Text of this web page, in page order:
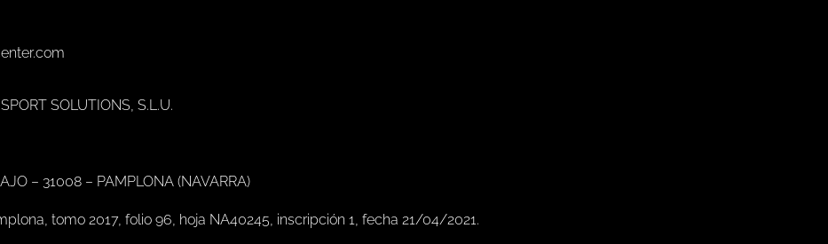
SOLUTIONS, S.L.U.
– 31008 – PAMPLONA (NAVARRA)
tomo 2017, folio 96, hoja NA40245, inscripción 1, fecha 21/04/2021.